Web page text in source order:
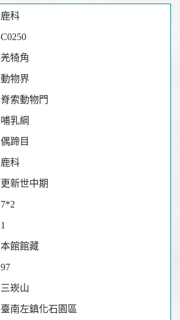
鹿科
C0250
羌犄角
動物界
脊索動物門
哺乳綱
偶蹄目
鹿科
更新世中期
7*2
1
本館館藏
97
三崁山
臺南左鎮化石園區